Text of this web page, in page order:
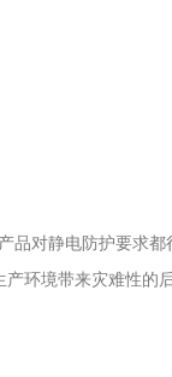
对静电防护要求都
环境带来灾难性的后